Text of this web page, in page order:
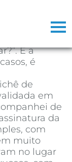
de
na
que
E a
é
de
em
de
da
com
muito
no lugar